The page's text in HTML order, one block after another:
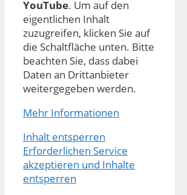
YouTube. Um auf den
eigentlichen Inhalt
zuzugreifen, klicken Sie auf
die Schaltfläche unten. Bitte
beachten Sie, dass dabei
Daten an Drittanbieter
weitergegeben werden.
Mehr Informationen
Inhalt entsperren
Erforderlichen Service
akzeptieren und Inhalte
entsperren